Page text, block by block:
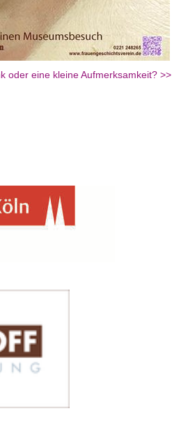
oder eine kleine Aufmerksamkeit? >>